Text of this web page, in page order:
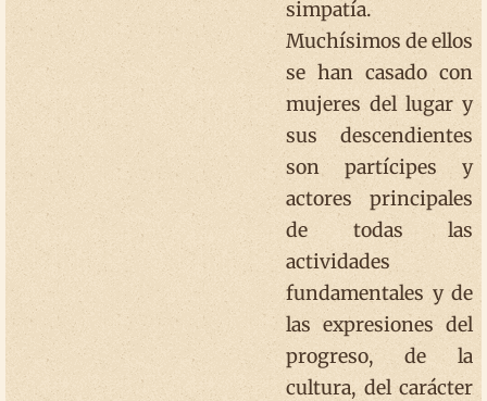
simpatía.
Muchísimos de ellos
se han casado con
mujeres del lugar y
sus descendientes
son partícipes y
actores principales
de todas las
actividades
fundamentales y de
las expresiones del
progreso, de la
cultura, del carácter